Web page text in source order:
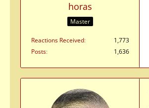
horas
Master
Reactions Received
1,773
Posts
1,636